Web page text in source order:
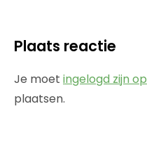
Plaats reactie
Je moet ingelogd zijn op
plaatsen.